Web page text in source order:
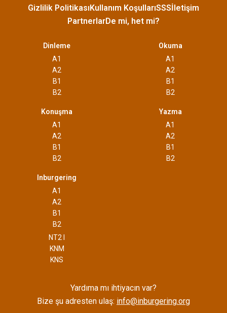
Gizlilik PolitikasıKullanım KoşullarıSSSİletişim
PartnerlarDe mi, het mi?
Dinleme
A1
A2
B1
B2
Okuma
A1
A2
B1
B2
Konuşma
A1
A2
B1
B2
Yazma
A1
A2
B1
B2
Inburgering
A1
A2
B1
B2
NT2 I
KNM
KNS
Yardıma mı ihtiyacın var?
Bize şu adresten ulaş: info@inburgering.org